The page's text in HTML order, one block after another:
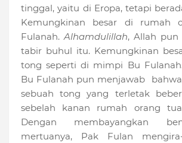
tinggal, yaitu di Eropa, tetapi
Kemungkinan besar di rumah
Fulanah.Alhamdulillah, Allah pun
tabir buhul itu. Kemungkinan
tong seperti di mimpi Bu
Bu Fulanah pun menjawab
sebuah tong yang terletak
sebelah kanan rumah orang
Dengan membayangkan
mertuanya, Pak Fulan